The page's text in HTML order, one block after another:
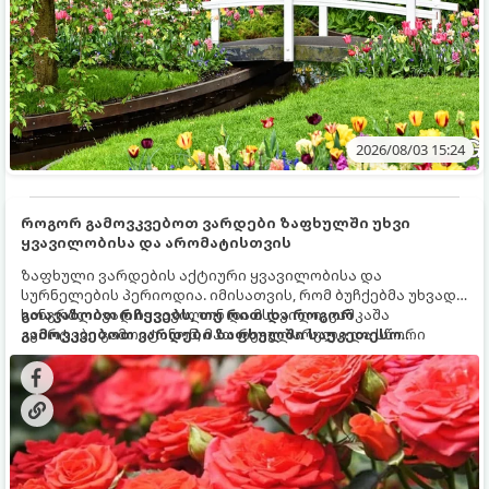
2026/08/03 15:24
როგორ გამოვკვებოთ ვარდები ზაფხულში უხვი
ყვავილობისა და არომატისთვის
ზაფხული ვარდების აქტიური ყვავილობისა და
სურნელების პერიოდია. იმისათვის, რომ ბუჩქებმა უხვად,
ხანგრძლივად იყვავილონ და მსხვილი, კაშკაშა
კვირტები გამოიტანონ, მათ რეგულარული და სწორი
გამოკვება სჭირდებათ. ზაფხულის პერიოდში მცენარის
მოთხოვნილებები იცვლება, ამიტომ მნიშვნელოვანია
ვიცოდეთ, რომელი სასუქები გამოიყენება ამ დროს.
გთავაზობთ რჩევებს, თუ რით და როგორ
გამოვკვებოთ ვარდები ზაფხულში საუკეთესო
შედეგის მისაღწევად: